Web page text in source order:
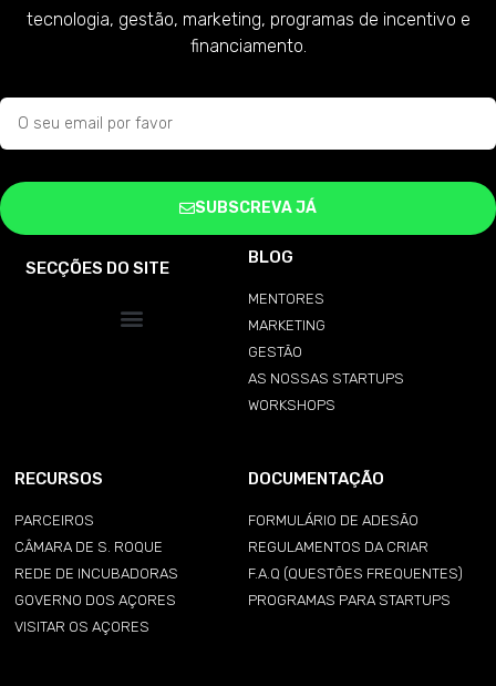
tecnologia, gestão, marketing, programas de incentivo e
financiamento.
SUBSCREVA JÁ
SECÇÕES DO SITE
BLOG
MENTORES
MARKETING
GESTÃO
AS NOSSAS STARTUPS
WORKSHOPS
RECURSOS
PARCEIROS
CÂMARA DE S. ROQUE
REDE DE INCUBADORAS
GOVERNO DOS AÇORES
VISITAR OS AÇORES
DOCUMENTAÇÃO
FORMULÁRIO DE ADESÃO
REGULAMENTOS DA CRIAR
F.A.Q (QUESTÕES FREQUENTES)
PROGRAMAS PARA STARTUPS